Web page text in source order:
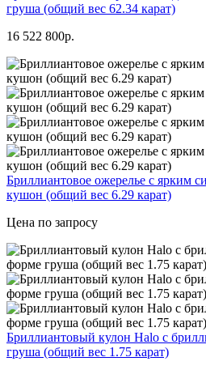
груша (общий вес 62.34 карат)
16 522 800р.
Бриллиантовое ожерелье с ярким
кушон (общий вес 6.29 карат)
Цена по запросу
Бриллиантовый кулон Halo с
груша (общий вес 1.75 карат)